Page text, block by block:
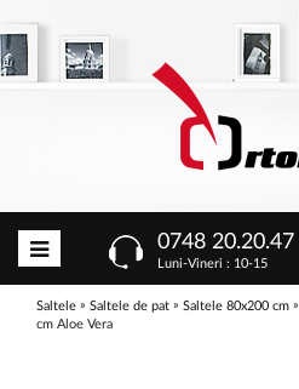
0748 20.20.47
Luni-Vineri : 10-15
Saltele » Saltele de pat » Saltele 80x200 cm »
cm Aloe Vera